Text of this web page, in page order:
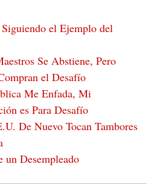
el Ejemplo del
Se Abstiene, Pero
el Desafío
Me Enfada, Mi
es Para Desafío
De Nuevo Tocan Tambores
un Desempleado